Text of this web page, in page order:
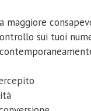
maggiore
sui tuoi